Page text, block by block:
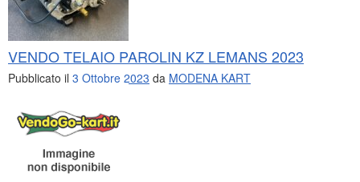
VENDO TELAIO PAROLIN KZ LEMANS 2023
Pubblicato il 3 Ottobre 2023 da MODENA KART